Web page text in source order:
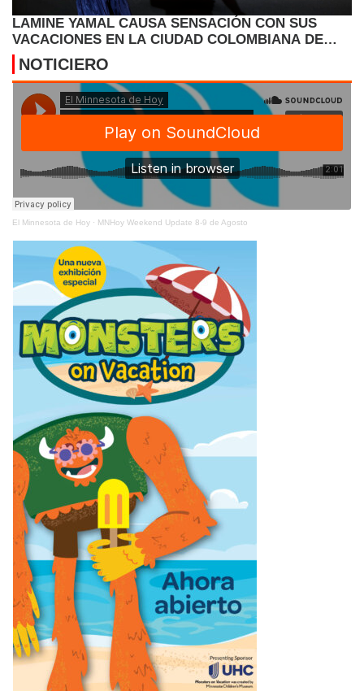
LAMINE YAMAL CAUSA SENSACIÓN CON SUS
VACACIONES EN LA CIUDAD COLOMBIANA DE
CARTAGENA
NOTICIERO
El Minnesota de Hoy · MNHoy Weekend Update 8-9 de Agosto